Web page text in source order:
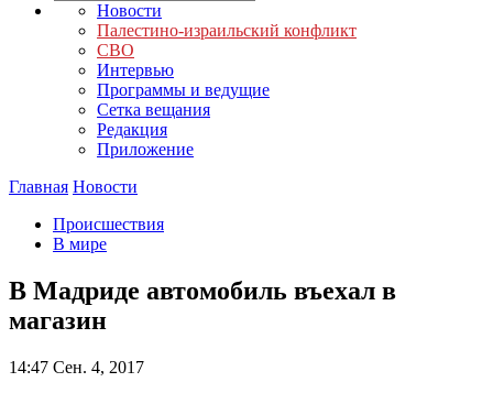
Новости
Палестино-израильский конфликт
СВО
Интервью
Программы и ведущие
Сетка вещания
Редакция
Приложение
Главная Новости
Происшествия
В мире
В Мадриде автомобиль въехал в
магазин
14:47 Сен. 4, 2017